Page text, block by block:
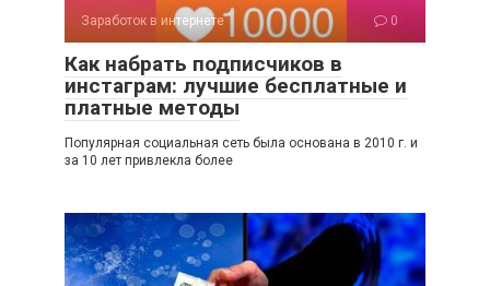
Заработок в интернете 0
Как набрать подписчиков в
инстаграм: лучшие бесплатные и
платные методы
Популярная социальная сеть была основана в 2010 г. и
за 10 лет привлекла более